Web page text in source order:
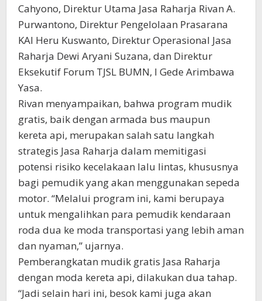
Cahyono, Direktur Utama Jasa Raharja Rivan A.
Purwantono, Direktur Pengelolaan Prasarana
KAI Heru Kuswanto, Direktur Operasional Jasa
Raharja Dewi Aryani Suzana, dan Direktur
Eksekutif Forum TJSL BUMN, I Gede Arimbawa
Yasa.
Rivan menyampaikan, bahwa program mudik
gratis, baik dengan armada bus maupun
kereta api, merupakan salah satu langkah
strategis Jasa Raharja dalam memitigasi
potensi risiko kecelakaan lalu lintas, khususnya
bagi pemudik yang akan menggunakan sepeda
motor. “Melalui program ini, kami berupaya
untuk mengalihkan para pemudik kendaraan
roda dua ke moda transportasi yang lebih aman
dan nyaman,” ujarnya.
Pemberangkatan mudik gratis Jasa Raharja
dengan moda kereta api, dilakukan dua tahap.
“Jadi selain hari ini, besok kami juga akan